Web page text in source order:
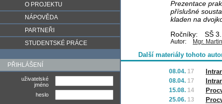
O PROJEKTU
NÁPOVĚDA
PARTNEŘI
STUDENTSKÉ PRÁCE
PŘIHLÁŠENÍ
uživatelské
jméno
heslo
Prezentace
příslušné
kladen na
Ročníky:
SŠ
Autor: Mgr.
Další materiály tohoto
08.04. 17
08.04. 17
15.08. 14
25.06. 13